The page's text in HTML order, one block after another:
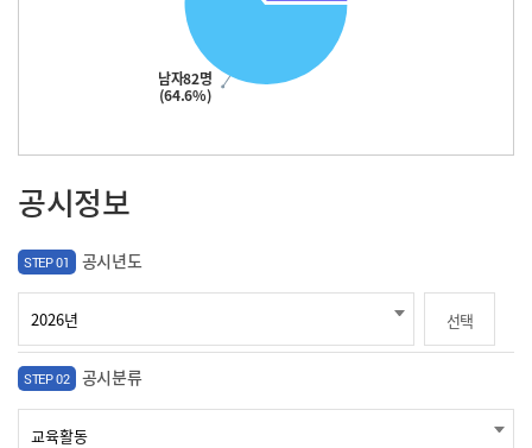
남자82명
(64.6%)
공시정보
STEP 01 공시년도
선택
STEP 02 공시분류